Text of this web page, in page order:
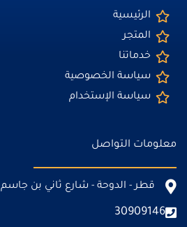
الرئيسية
المتجر
خدماتنا
سياسة الخصوصية
سياسة الإستخدام
معلومات التواصل
قطر - الدوحة - شارع ثاني بن جاسم
30909146